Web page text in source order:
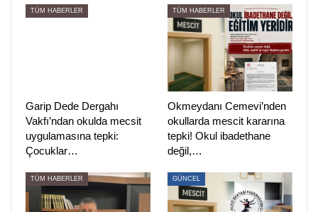
ederiz”yazısını öğretmenlere gönderdi.
TÜM HABERLER
Garip Dede Dergahı
Vakfı’ndan okulda mecsit
uygulamasına tepki:
Çocuklar…
TÜM HABERLER
Okmeydanı Cemevi’nden
okullarda mescit kararına
tepki! Okul ibadethane
değil,…
TÜM HABERLER GÜNCEL